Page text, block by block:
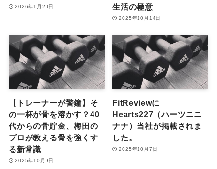
2026年1月20日
生活の極意
2025年10月14日
【トレーナーが警鐘】そ
の一杯が骨を溶かす？40
代からの骨貯金、梅田の
プロが教える骨を強くす
る新常識
2025年10月9日
FitReviewに
Hearts227（ハーツニニ
ナナ）当社が掲載されま
した。
2025年10月7日